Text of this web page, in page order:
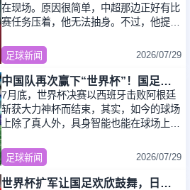
在现场。原因很简单，中超那边正好有比
赛任务压着，他无法抽身。不过，他提前
交平台上。
足球新闻 2026/07/29
中国队再次赢下“世界杯”！国足没做到的，人形机器人先做到了！背后技术难点有哪些？
7月底，世界杯决赛以西班牙击败阿根廷
斩获大力神杯而结束，其实，如今的球场
上除了真人外，具身智能也能在球场上疯
狂炫技，中国队更是拿下了机器人届的
“世界杯”！
足球新闻 2026/07/29
世界杯扩军让国足欢欣鼓舞，日媒猛泼冷水：没用，出线概率最多2%